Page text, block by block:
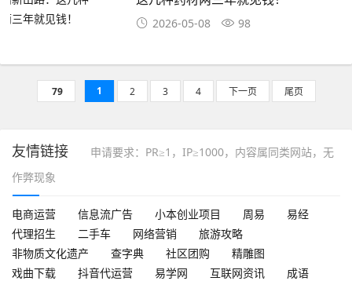
2026-05-08 98
79 1 2 3 4 下一页 尾页
友情链接
申请要求：PR≥1，IP≥1000，内容属同类网站，无
作弊现象
电商运营 信息流广告 小本创业项目 周易
易经
代理招生
二手车 网络营销
旅游攻略
非物质文化遗产
查字典 社区团购
精雕图
戏曲下载
抖音代运营 易学网 互联网资讯
成语